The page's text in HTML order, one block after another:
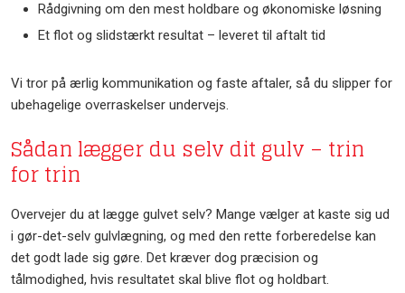
Rådgivning om den mest holdbare og økonomiske løsning
Et flot og slidstærkt resultat – leveret til aftalt tid
Vi tror på ærlig kommunikation og faste aftaler, så du slipper for
ubehagelige overraskelser undervejs.
Sådan lægger du selv dit gulv – trin
for trin
Overvejer du at lægge gulvet selv? Mange vælger at kaste sig ud
i gør-det-selv gulvlægning, og med den rette forberedelse kan
det godt lade sig gøre. Det kræver dog præcision og
tålmodighed, hvis resultatet skal blive flot og holdbart.